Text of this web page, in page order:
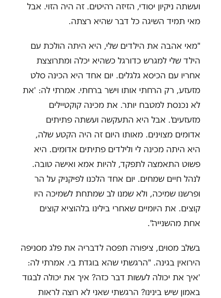
ועשתה ניקיון יסודי, הזיזה רהיטים. זה היה הזוי. אבל
מאי תמיד השיגה כל דבר שהיא רצתה.
"מאי אהבה את הילדים שלי, היא היתה הולכת עם
הילד שלי למגרש כדורגל כשהיא יכלה ומתרוצצת
אחריו עם הכיסא גלגלים. יום אחד היא הכינה סלט
מזעזע, רק הרחתי אותו וישר ברחתי. אמרתי לה: 'את
לא נכנסת למטבח יותר. את מכינה קוקטיילים
מזעזעים'. אבל היא התעקשה ועשתה פתיתים
אדומים מצוינים. מאותו היום זה היה הקטע שלה,
היא היתה מכינה לי ולילדים פתיתים אדומים. היא
פשוט התאמצה לתפקד, להיות אמא ואישה טובה.
לנהל חיים שמחים. יום אחד הלכנו לפיקניק על הר
ופרשנו שמיכה, ולא שמנו לב שמתחת לשמיכה היו
קוצים. את היומיים שאחרי בילינו בלהוציא קוצים
אחת מהשנייה".
בשלב מסוים, ציפורה תפסה לדבריה את פלג מסניפה
הירואין בגינה. "הרגשתי שהא בוגדת בי. אמרתי לה:
'איך את יכולה לעשות דבר כזה? איך את יכולה לבגוד
באמון שיש בינינו? הרגשתי שאני לא רוצה לראות